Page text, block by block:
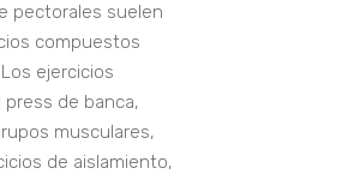
pectorales suelen
compuestos
ejercicios
de banca,
musculares,
de aislamiento,